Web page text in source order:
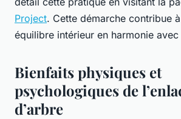
Project. Cette démarche contribue
équilibre intérieur en harmonie avec
Bienfaits physiques et
psychologiques de
d’arbre